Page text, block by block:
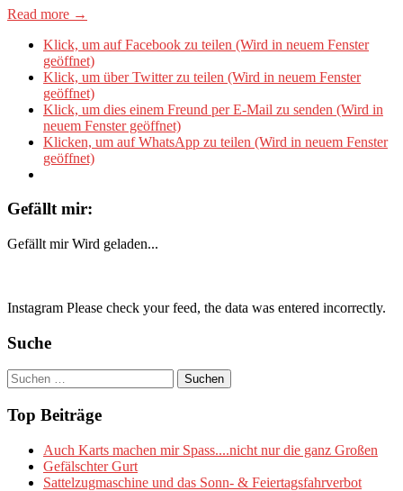
Read more →
Klick, um auf Facebook zu teilen (Wird in neuem Fenster
geöffnet)
Klick, um über Twitter zu teilen (Wird in neuem Fenster
geöffnet)
Klick, um dies einem Freund per E-Mail zu senden (Wird in
neuem Fenster geöffnet)
Klicken, um auf WhatsApp zu teilen (Wird in neuem Fenster
geöffnet)
Gefällt mir:
Gefällt mir Wird geladen...
Instagram Please check your feed, the data was entered incorrectly.
Suche
Suchen
nach:
Top Beiträge
Auch Karts machen mir Spass....nicht nur die ganz Großen
Gefälschter Gurt
Sattelzugmaschine und das Sonn- & Feiertagsfahrverbot